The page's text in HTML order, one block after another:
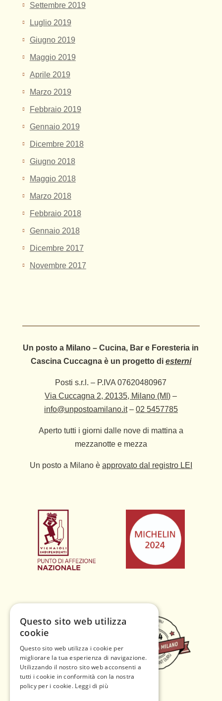
Settembre 2019
Luglio 2019
Giugno 2019
Maggio 2019
Aprile 2019
Marzo 2019
Febbraio 2019
Gennaio 2019
Dicembre 2018
Giugno 2018
Maggio 2018
Marzo 2018
Febbraio 2018
Gennaio 2018
Dicembre 2017
Novembre 2017
Un posto a Milano – Cucina, Bar e Foresteria in
Cascina Cuccagna è un progetto di esterni
Posti s.r.l. – P.IVA 07620480967
Via Cuccagna 2, 20135, Milano (MI) –
info@unpostoamilano.it– 02 5457785
Aperto tutti i giorni dalle nove di mattina a
mezzanotte e mezza
Un posto a Milano è approvato dal registro LEI
Questo sito web utilizza
cookie
Questo sito web utilizza i cookie per
migliorare la tua esperienza di navigazione.
Utilizzando il nostro sito web acconsenti a
tutti i cookie in conformità con la nostra
policy per i cookie. Leggi di più